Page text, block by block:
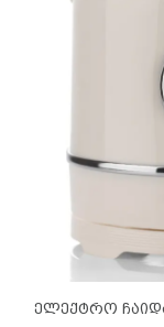
Ელექტრო